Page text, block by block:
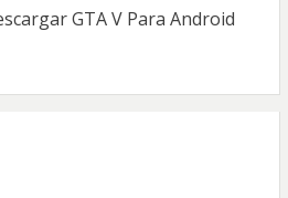
GTA V Para Android